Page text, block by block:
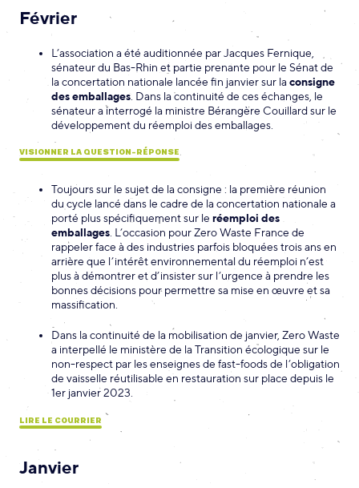
Février
L’association a été auditionnée par Jacques Fernique,
sénateur du Bas-Rhin et partie prenante pour le Sénat de
la concertation nationale lancée fin janvier sur laconsigne
des emballages . Dans la continuité de ces échanges, le
sénateur a interrogé la ministre Bérangère Couillard sur le
développement du réemploi des emballages.
VISIONNER LA QUESTION-RÉPONSE
Toujours sur le sujet de la consigne : la première réunion
du cycle lancé dans le cadre de la concertation nationale a
porté plus spécifiquement sur le réemploi des
emballages . L’occasion pour Zero Waste France de
rappeler face à des industries parfois bloquées trois ans en
arrière que l’intérêt environnemental du réemploi n’est
plus à démontrer et d’insister sur l’urgence à prendre les
bonnes décisions pour permettre sa mise en œuvre et sa
massification.
Dans la continuité de la mobilisation de janvier, Zero Waste
a interpellé le ministère de la Transition écologique sur le
non-respect par les enseignes de fast-foods de l’obligation
de vaisselle réutilisable en restauration sur place depuis le
1er janvier 2023.
LIRE LE COURRIER
Janvier